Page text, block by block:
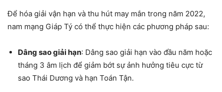
Để hóa giải vận hạn và thu hút may mắn trong năm 2022,
nam mạng Giáp Tý có thể thực hiện các phương pháp sau:
Dâng sao giải hạn: Dâng sao giải hạn vào đầu năm hoặc
tháng 3 âm lịch để giảm bớt sự ảnh hưởng tiêu cực từ
sao Thái Dương và hạn Toán Tận.